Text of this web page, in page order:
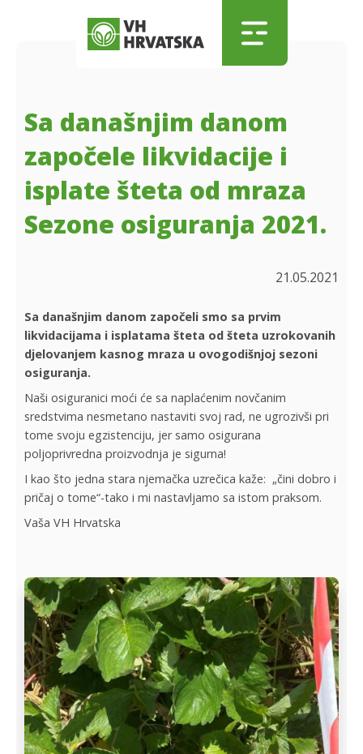
Sa današnjim danom
započele likvidacije i
isplate šteta od mraza
Sezone osiguranja 2021.
21.05.2021
Sa današnjim danom započeli smo sa prvim
likvidacijama i isplatama šteta od šteta uzrokovanih
djelovanjem kasnog mraza u ovogodišnjoj sezoni
osiguranja.
Naši osiguranici moći će sa naplaćenim novčanim
sredstvima nesmetano nastaviti svoj rad, ne ugrozivši pri
tome svoju egzistenciju, jer samo osigurana
poljoprivredna proizvodnja je sigurna!
I kao što jedna stara njemačka uzrečica kaže: „čini dobro i
pričaj o tome“-tako i mi nastavljamo sa istom praksom.
Vaša VH Hrvatska